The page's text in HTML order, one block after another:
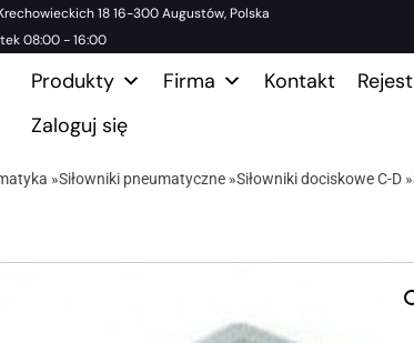
Krechowieckich 18 16-300 Augustów, Polska
08:00 - 16:00
Produkty Firma Kontakt
Zaloguj się
»Siłowniki pneumatyczne »Siłowniki dociskowe C-D »